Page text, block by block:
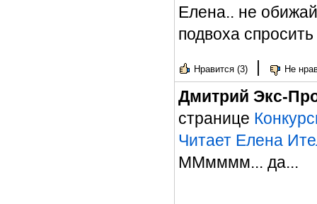
Елена.. не
подвоха
Нравится (3) | Не
Дмитрий Экс-
странице
Читает Елена
ММмммм... да...